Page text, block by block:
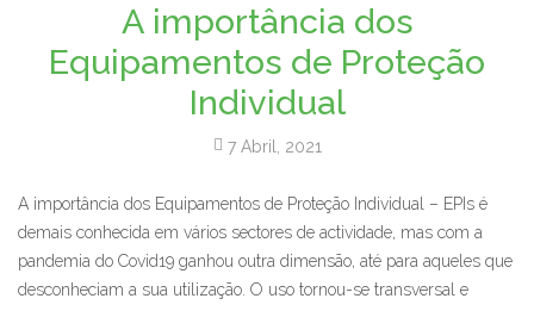
A importância dos
Equipamentos de Proteção
Individual
7 Abril, 2021
A importância dos Equipamentos de Proteção Individual – EPIs é
demais conhecida em vários sectores de actividade, mas com a
pandemia do Covid19 ganhou outra dimensão, até para aqueles que
desconheciam a sua utilização. O uso tornou-se transversal e